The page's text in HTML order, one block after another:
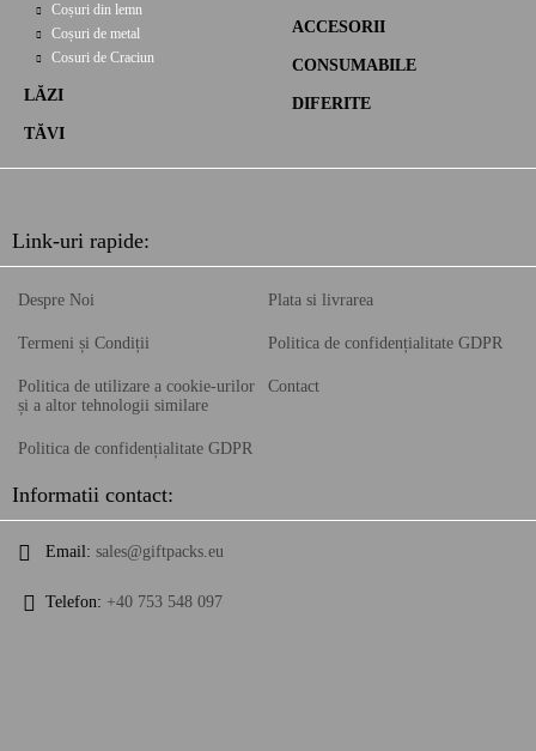
Coșuri din lemn
Coșuri de metal
Cosuri de Craciun
LĂZI
TĂVI
ACCESORII
CONSUMABILE
DIFERITE
Link-uri rapide:
Despre Noi
Termeni și Condiții
Politica de utilizare a cookie-urilor
și a altor tehnologii similare
Politica de confidențialitate GDPR
Plata si livrarea
Politica de confidențialitate GDPR
Contact
Informatii contact:
Email: sales@giftpacks.eu
Telefon: +40 753 548 097